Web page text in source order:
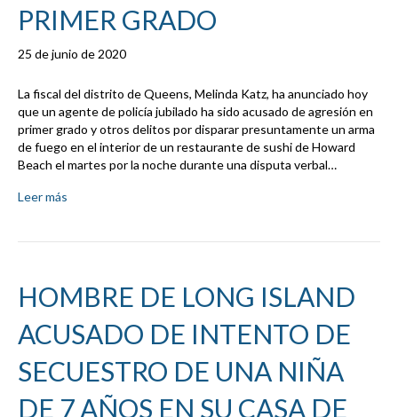
PRIMER GRADO
25 de junio de 2020
La fiscal del distrito de Queens, Melinda Katz, ha anunciado hoy
que un agente de policía jubilado ha sido acusado de agresión en
primer grado y otros delitos por disparar presuntamente un arma
de fuego en el interior de un restaurante de sushi de Howard
Beach el martes por la noche durante una disputa verbal…
Leer más
HOMBRE DE LONG ISLAND
ACUSADO DE INTENTO DE
SECUESTRO DE UNA NIÑA
DE 7 AÑOS EN SU CASA DE